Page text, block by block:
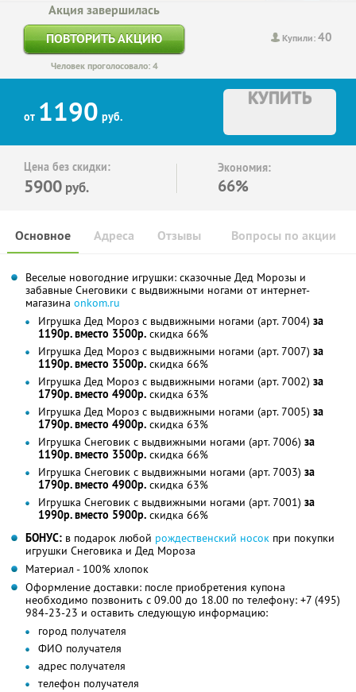
Купили:40
Акция завершилась
ПОВТОРИТЬ АКЦИЮ
Человек проголосовало: 4
от 1190 руб.
КУПИТЬ
Цена без скидки:
5900 руб.
Экономия:
66%
Основное Отзывы Вопросы по акции
Адреса
Веселые новогодние игрушки: сказочные Дед Морозы и
забавные Снеговики с выдвижными ногами от интернет-
магазина onkom.ru
Игрушка Дед Мороз с выдвижными ногами (арт. 7004) за
1190р. вместо 3500р. скидка 66%
Игрушка Дед Мороз с выдвижными ногами (арт. 7007) за
1190р. вместо 3500р. скидка 66%
Игрушка Дед Мороз с выдвижными ногами (арт. 7002) за
1790р. вместо 4900р. скидка 63%
Игрушка Дед Мороз с выдвижными ногами (арт. 7005) за
1790р. вместо 4900р. скидка 63%
Игрушка Снеговик с выдвижными ногами (арт. 7006) за
1190р. вместо 3500р. скидка 66%
Игрушка Снеговик с выдвижными ногами (арт. 7003) за
1790р. вместо 4900р. скидка 63%
Игрушка Снеговик с выдвижными ногами (арт. 7001) за
1990р. вместо 5900р. скидка 66%
БОНУС: в подарок любой рождественский носок при покупки
игрушки Снеговика и Дед Мороза
Материал - 100% хлопок
Оформление доставки: после приобретения купона
необходимо позвонить с 09.00 до 18.00 по телефону: +7 (495)
984-23-23 и оставить следующую информацию:
город получателя
ФИО получателя
адрес получателя
телефон получателя